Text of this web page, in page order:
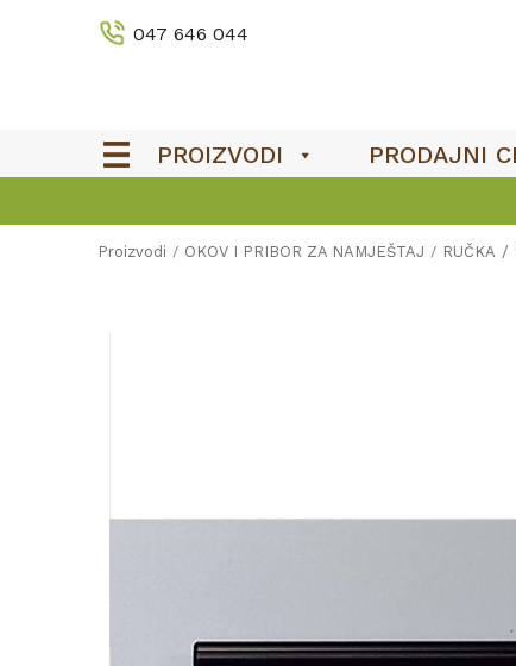
047 646 044
PROIZVODI PRODAJNI
Proizvodi OKOV I PRIBOR ZA NAMJEŠTAJ RUČKA